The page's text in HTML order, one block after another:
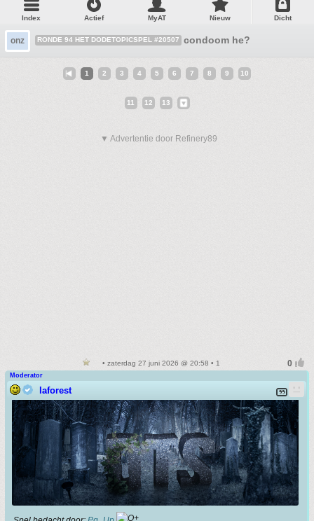
Index Actief MyAT Nieuw Dicht
onz RONDE 94 HET DODETOPICSPEL #20507 condoom he?
1 2 3 4 5 6 7 8 9 10
11 12 13
▼ Advertentie door Refinery89
• zaterdag 27 juni 2026 @ 20:58 • 1
Moderator
laforest